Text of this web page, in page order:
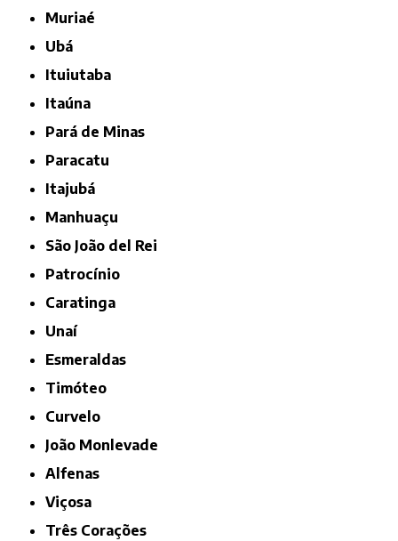
Muriaé
Ubá
Ituiutaba
Itaúna
Pará de Minas
Paracatu
Itajubá
Manhuaçu
São João del Rei
Patrocínio
Caratinga
Unaí
Esmeraldas
Timóteo
Curvelo
João Monlevade
Alfenas
Viçosa
Três Corações